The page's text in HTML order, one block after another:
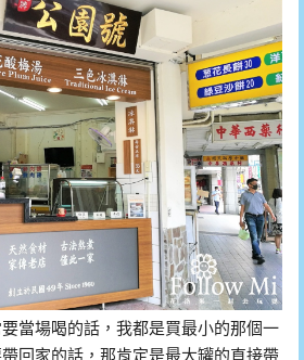
當場喝的話，我都是買最小的那個一
回家的話，那肯定是最大罐的直接帶